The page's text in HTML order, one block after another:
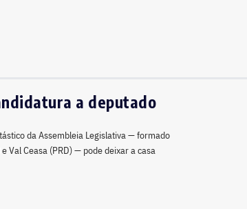
a deputado
da Assembleia Legislativa — formado
Val Ceasa (PRD) — pode deixar a casa